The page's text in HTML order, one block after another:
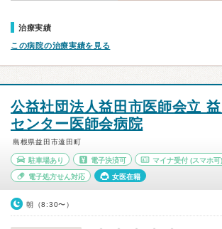
治療実績
この病院の治療実績を見る
公益社団法人益田市医師会立
センター医師会病院
島根県益田市遠田町
駐車場あり 電子決済可 マイナ受付 (スマホ可)
電子処方せん対応 女医在籍
朝（8:30〜）